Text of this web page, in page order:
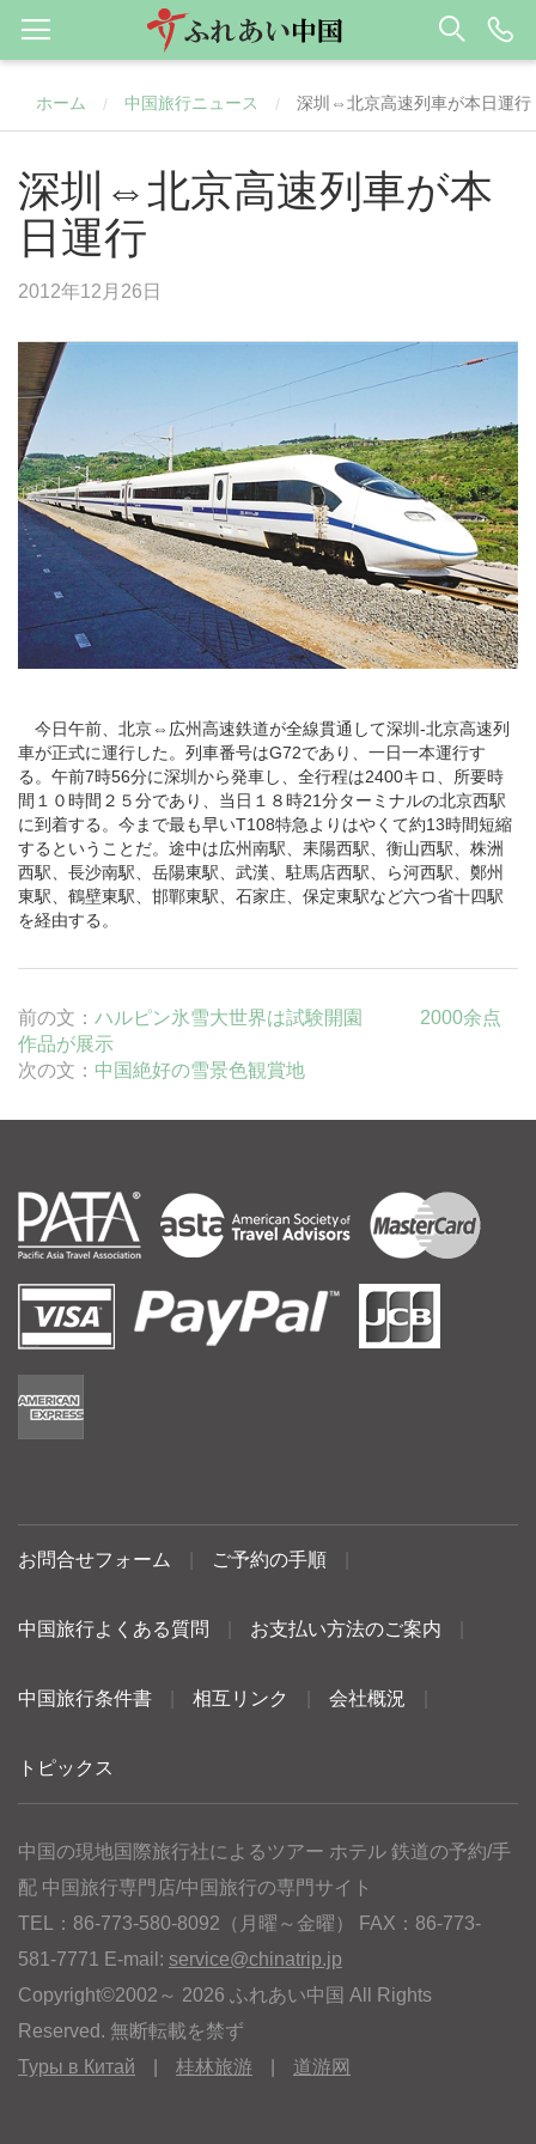
ホーム / 中国旅行ニュース / 深圳⇔北京高速列車が本日運行
深圳⇔北京高速列車が本
日運行
2012年12月26日
今日午前、 北京⇔ 広州高速鉄道が全線貫通して深圳 -北京高速列
車が正式に運行した。列車番号はG72であり、一日一本運行す
る。午前7時56分に深圳から発車し、全行程は2400キロ、所要時
間１０時間２５分であり、当日１８時21分ターミナルの北京西駅
に到着する。今まで最も早いT108特急よりはやくて約13時間短縮
するということだ。途中は広州南駅、耒陽西駅、 衡山西駅、株洲
西駅、 長沙南駅、岳陽東駅、 武漢 、駐馬店西駅、ら河西駅、 鄭州
東駅、鶴壁東駅、邯鄲東駅、 石家庄 、保定東駅など六つ省十四駅
を経由する。
前の文： ハルピン氷雪大世界は試験開園 2000余点
作品が展示
次の文： 中国絶好の雪景色観賞地
お問合せフォーム ご予約の手順
中国旅行よくある質問 お支払い方法のご案内
中国旅行条件書 相互リンク 会社概況
トピックス
中国の現地国際旅行社によるツアー ホテル 鉄道の予約/手
配 中国旅行専門店/中国旅行の専門サイト
TEL：86-773-580-8092（月曜～金曜） FAX：86-773-
581-7771 E-mail: service@chinatrip.jp
Copyright©2002～ 2026 ふれあい中国 All Rights
Reserved. 無断転載を禁ず
Туры в Китай
桂林旅游 道游网